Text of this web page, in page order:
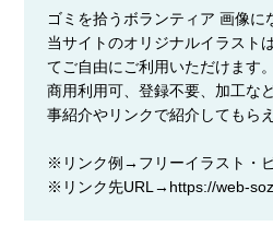
ゴミを拾うボランティア 画像に
当サイトのオリジナルイラスト
てご自由にご利用いただけます。
商用利用可、登録不要、加工な
事紹介やリンクで紹介してもら
※リンク例→フリーイラスト・
※リンク先URL→https://web-